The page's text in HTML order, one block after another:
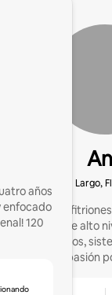
años
enfocado
120
Largo,
a los
y de alto
bien pensados,
verdadera pasión